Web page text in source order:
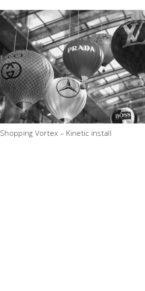
Shopping Vortex – Kinetic install